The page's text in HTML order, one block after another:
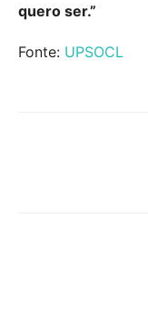
quero ser.”
Fonte: UPSOCL